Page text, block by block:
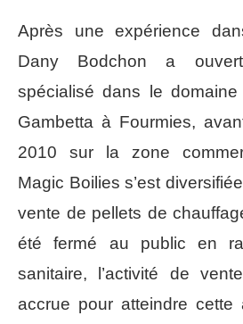
Après une expérience
Dany Bodchon a
spécialisé dans le
Gambetta à Fourmies,
2010 sur la zone
Magic Boilies s’est
vente de pellets de
été fermé au public en
sanitaire, l’activité de
accrue pour atteindre cette